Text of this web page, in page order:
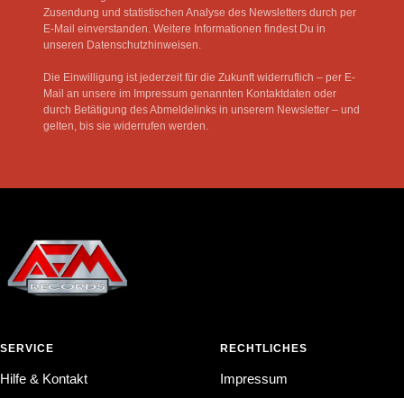
Zusendung und statistischen Analyse des Newsletters durch per
E-Mail einverstanden. Weitere Informationen findest Du in
unseren Datenschutzhinweisen.
Die Einwilligung ist jederzeit für die Zukunft widerruflich – per E-
Mail an unsere im Impressum genannten Kontaktdaten oder
durch Betätigung des Abmeldelinks in unserem Newsletter – und
gelten, bis sie widerrufen werden.
SERVICE
Hilfe & Kontakt
RECHTLICHES
Impressum